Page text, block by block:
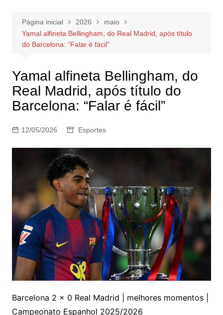
Página inicial 2026
maio
Yamal alfineta Bellingham, do Real Madrid, após título
do Barcelona: “Falar é fácil”
Yamal alfineta Bellingham, do
Real Madrid, após título do
Barcelona: “Falar é fácil”
12/05/2026 Esportes
Barcelona 2 x 0 Real Madrid | melhores momentos |
Campeonato Espanhol 2025/2026